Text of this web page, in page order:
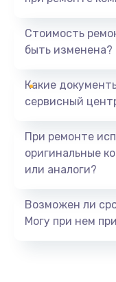
Стоимость
быть изменена?
Какие
сервисный
При ремонте
оригинальные
или аналоги?
Возможен ли
Могу при нем